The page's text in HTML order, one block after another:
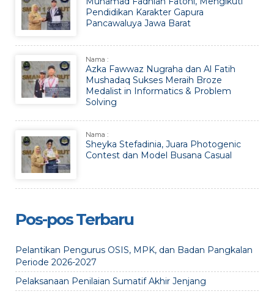
Pendidikan Karakter Gapura
Pancawaluya Jawa Barat
Nama :
Azka Fawwaz Nugraha dan Al Fatih
Mushadaq Sukses Meraih Broze
Medalist in Informatics & Problem
Solving
Nama :
Sheyka Stefadinia, Juara Photogenic
Contest dan Model Busana Casual
Pos-pos Terbaru
Pelantikan Pengurus OSIS, MPK, dan Badan Pangkalan
Periode 2026-2027
Pelaksanaan Penilaian Sumatif Akhir Jenjang